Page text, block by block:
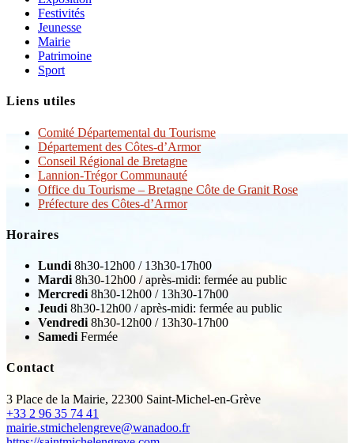
Festivités
Jeunesse
Mairie
Patrimoine
Sport
Liens utiles
Comité Départemental du Tourisme
Département des Côtes-d’Armor
Conseil Régional de Bretagne
Lannion-Trégor Communauté
Office du Tourisme – Bretagne Côte de Granit Rose
Préfecture des Côtes-d’Armor
Horaires
Lundi 8h30-12h00 / 13h30-17h00
Mardi 8h30-12h00 / après-midi: fermée au public
Mercredi 8h30-12h00 / 13h30-17h00
Jeudi 8h30-12h00 / après-midi: fermée au public
Vendredi 8h30-12h00 / 13h30-17h00
Samedi Fermée
Contact
3 Place de la Mairie, 22300 Saint-Michel-en-Grève
+33 2 96 35 74 41
mairie.stmichelengreve@wanadoo.fr